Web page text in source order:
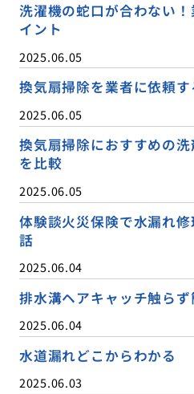
洗濯機の蛇口が合わない
イント
2025.06.05
換気扇掃除を業者に依頼
2025.06.05
換気扇掃除におすすめの
を比較
2025.06.05
体験談火災保険で水漏れ
話
2025.06.04
排水溝ヘアキャッチ触らず
2025.06.04
水道漏れどこからわかる
2025.06.03